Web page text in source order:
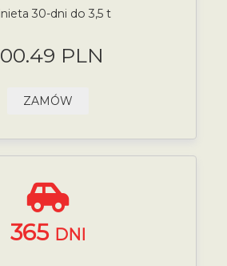
30-dni do 3,5 t
PLN
ZAMÓW
365 DNI